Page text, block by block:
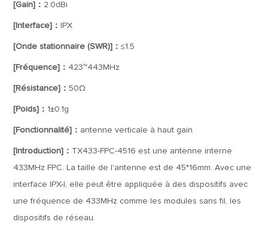
[Gain]： 2.0dBi
[Interface]： IPX
[Onde stationnaire (SWR)]：≤1.5
[Fréquence]： 423~443MHz
[Résistance]：50Ω
[Poids]： 1±0.1g
[Fonctionnalité]： antenne verticale à haut gain
[Introduction]： TX433-FPC-4516 est une antenne interne
433MHz FPC. La taille de l'antenne est de 45*16mm. Avec une
interface IPX-I, elle peut être appliquée à des dispositifs avec
une fréquence de 433MHz comme les modules sans fil, les
dispositifs de réseau.